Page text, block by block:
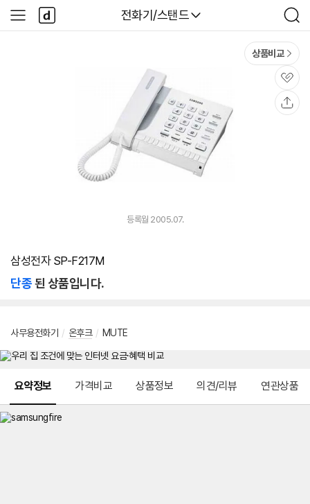
다나와
전화기/스탠드
검
색
사
이
다
나
와
상품비교
관
심
등록월 2005.07.
삼성전자 SP-F217M
단종된 상품입니다.
사무용전화기 / 온후크 / MUTE
요약정보 가격비교 상품정보 의견/리뷰 연관상품